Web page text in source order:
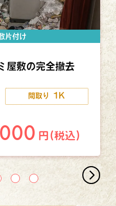
片付け
屋敷の完全撤去
間取り 1K
円(税込)